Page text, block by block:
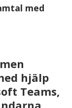
med
hjälp
Teams,